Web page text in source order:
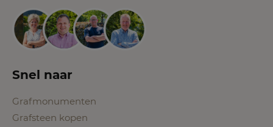
Snel naar
Grafmonumenten
Grafsteen kopen